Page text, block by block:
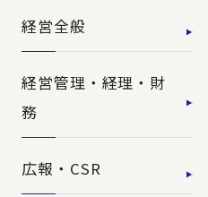
経営全般
経営管理・経理・財
務
広報・CSR